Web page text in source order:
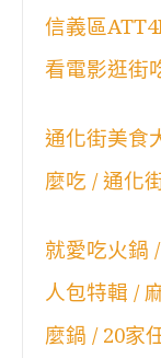
信義區
看電影逛街
通化街美食
麼吃 / 通化
就愛吃火鍋
人包特輯 /
麼鍋 / 20家